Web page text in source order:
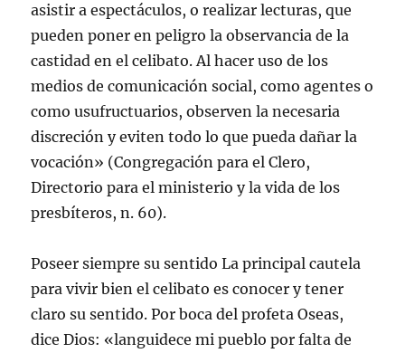
asistir a espectáculos, o realizar lecturas, que
pueden poner en peligro la observancia de la
castidad en el celibato. Al hacer uso de los
medios de comunicación social, como agentes o
como usufructuarios, observen la necesaria
discreción y eviten todo lo que pueda dañar la
vocación» (Congregación para el Clero,
Directorio para el ministerio y la vida de los
presbíteros, n. 60).
Poseer siempre su sentido La principal cautela
para vivir bien el celibato es conocer y tener
claro su sentido. Por boca del profeta Oseas,
dice Dios: «languidece mi pueblo por falta de